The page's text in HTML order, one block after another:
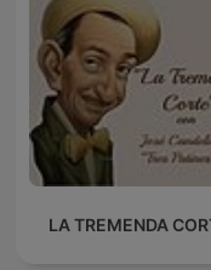
LA TREMENDA